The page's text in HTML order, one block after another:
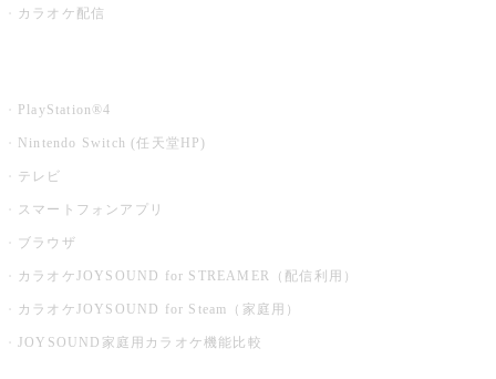
カラオケ配信
PlayStation®4
Nintendo Switch (任天堂HP)
テレビ
スマートフォンアプリ
ブラウザ
カラオケJOYSOUND for STREAMER（配信利用）
カラオケJOYSOUND for Steam（家庭用）
JOYSOUND家庭用カラオケ機能比較